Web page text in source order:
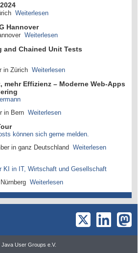
Weiterlesen
Hannover
Weiterlesen
and Chained Unit Tests
in Zürich Weiterlesen
mehr Effizienz – Moderne Web-Apps
in Bern Weiterlesen
können sich gerne melden.
in ganz Deutschland Weiterlesen
KI in IT, Wirtschaft und Gesellschaft
Weiterlesen
User Groups e.V.